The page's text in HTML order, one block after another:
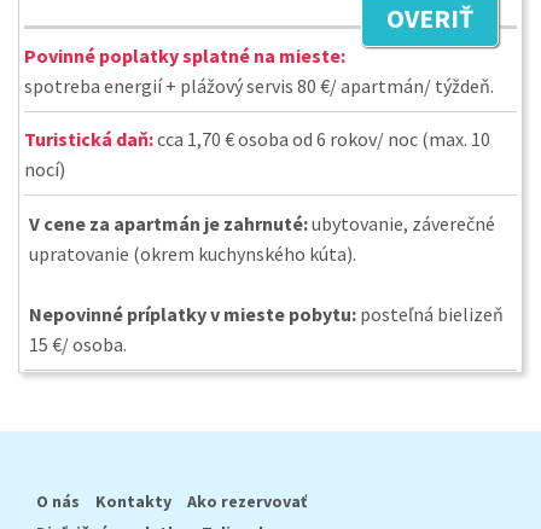
OVERIŤ
Povinné poplatky splatné na mieste:
spotreba energií + plážový servis 80 €/ apartmán/ týždeň.
Turistická daň:cca 1,70 € osoba od 6 rokov/ noc (max. 10
nocí)
V cene za apartmán je zahrnuté:ubytovanie, záverečné
upratovanie (okrem kuchynského kúta).
Nepovinné príplatky v mieste pobytu: posteľná bielizeň
15 €/ osoba.
O nás Kontakty
Ako rezervovať